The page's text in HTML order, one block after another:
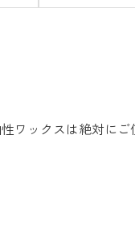
ワックスは絶対にご